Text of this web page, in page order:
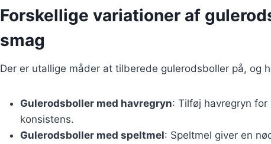
Forskellige variationer af
smag
Der er utallige måder at tilberede gulerodsboller på, og
Gulerodsboller med havregryn: Tilføj havregryn
konsistens.
Gulerodsboller med speltmel: Speltmel giver en